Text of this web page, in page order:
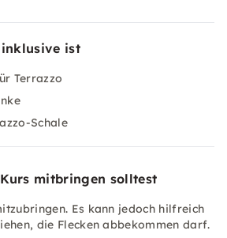
ist
Terrazzo
Schale
mitbringen solltest
Es kann jedoch hilfreich
die Flecken abbekommen darf.